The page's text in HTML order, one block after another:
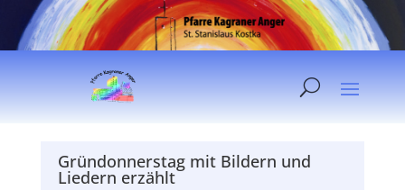
Gründonnerstag mit Bildern und
Liedern erzählt